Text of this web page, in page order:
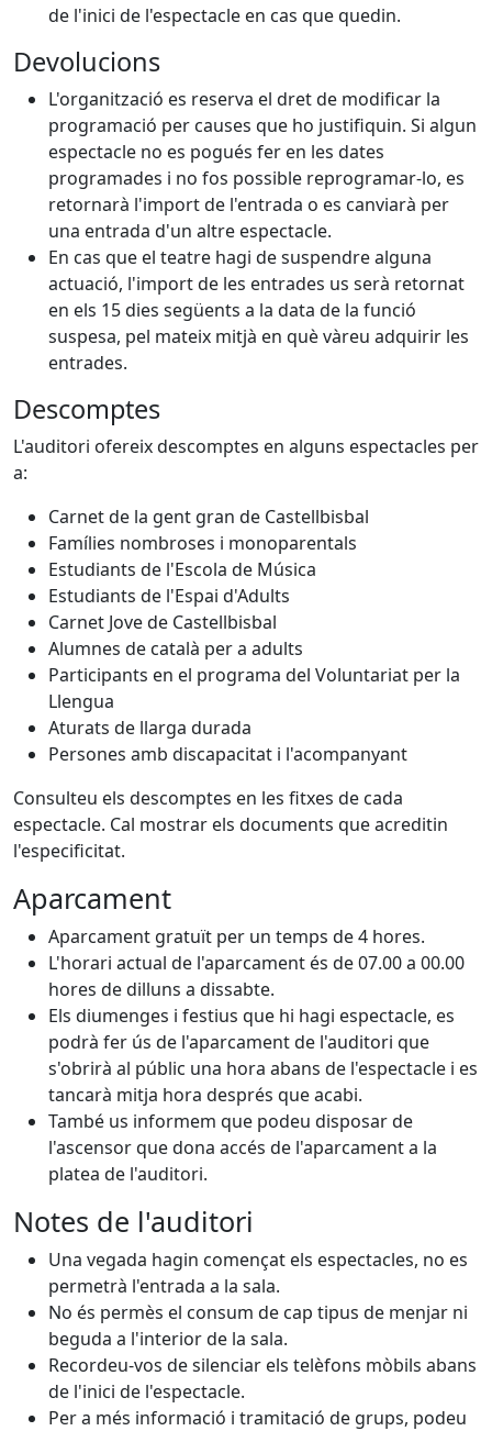
de l'inici de l'espectacle en cas que quedin.
Devolucions
L'organització es reserva el dret de modificar la
programació per causes que ho justifiquin. Si algun
espectacle no es pogués fer en les dates
programades i no fos possible reprogramar-lo, es
retornarà l'import de l'entrada o es canviarà per
una entrada d'un altre espectacle.
En cas que el teatre hagi de suspendre alguna
actuació, l'import de les entrades us serà retornat
en els 15 dies següents a la data de la funció
suspesa, pel mateix mitjà en què vàreu adquirir les
entrades.
Descomptes
L'auditori ofereix descomptes en alguns espectacles per
a:
Carnet de la gent gran de Castellbisbal
Famílies nombroses i monoparentals
Estudiants de l'Escola de Música
Estudiants de l'Espai d'Adults
Carnet Jove de Castellbisbal
Alumnes de català per a adults
Participants en el programa del Voluntariat per la
Llengua
Aturats de llarga durada
Persones amb discapacitat i l'acompanyant
Consulteu els descomptes en les fitxes de cada
espectacle. Cal mostrar els documents que acreditin
l'especificitat.
Aparcament
Aparcament gratuït per un temps de 4 hores.
L'horari actual de l'aparcament és de 07.00 a 00.00
hores de dilluns a dissabte.
Els diumenges i festius que hi hagi espectacle, es
podrà fer ús de l'aparcament de l'auditori que
s'obrirà al públic una hora abans de l'espectacle i es
tancarà mitja hora després que acabi.
També us informem que podeu disposar de
l'ascensor que dona accés de l'aparcament a la
platea de l'auditori.
Notes de l'auditori
Una vegada hagin començat els espectacles, no es
permetrà l'entrada a la sala.
No és permès el consum de cap tipus de menjar ni
beguda a l'interior de la sala.
Recordeu-vos de silenciar els telèfons mòbils abans
de l'inici de l'espectacle.
Per a més informació i tramitació de grups, podeu